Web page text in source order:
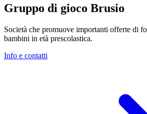
Gruppo di gioco Brusio
Società che promuove importanti offerte di
bambini in età prescolastica.
Info e contatti